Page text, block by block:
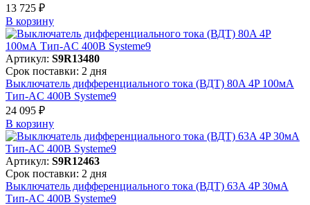
13 725 ₽
В корзинy
Артикул: S9R13480
Срок поставки: 2 дня
Выключатель дифференциального тока (ВДТ) 80A 4P 100мА
Тип-AC 400В Systeme9
24 095 ₽
В корзинy
Артикул: S9R12463
Срок поставки: 2 дня
Выключатель дифференциального тока (ВДТ) 63A 4P 30мА
Тип-AC 400В Systeme9